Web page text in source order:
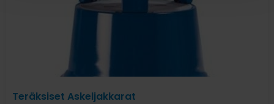
Teräksiset Askeljakkarat